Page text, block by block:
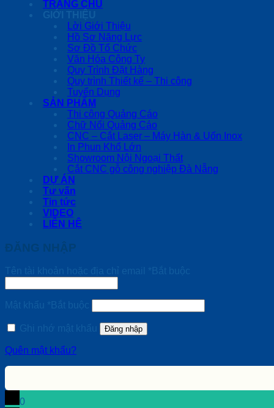
TRANG CHỦ
GIỚI THIỆU
Lời Giới Thiệu
Hồ Sơ Năng Lực
Sơ Đồ Tổ Chức
Văn Hóa Công Ty
Quy Trình Đặt Hàng
Quy trình Thiết kế – Thi công
Tuyển Dụng
SẢN PHẨM
Thi công Quảng Cáo
Chữ Nổi Quảng Cáo
CNC – Cắt Laser – Máy Hàn & Uốn Inox
In Phun Khổ Lớn
Showroom Nội Ngoại Thất
Cắt CNC gỗ công nghiệp Đà Nẵng
DỰ ÁN
Tư vấn
Tin tức
VIDEO
LIÊN HỆ
ĐĂNG NHẬP
Tên tài khoản hoặc địa chỉ email Bắt buộc
Bắt buộc
Ghi nhớ mật khẩu Đăng nhập
Quên mật khẩu?
0